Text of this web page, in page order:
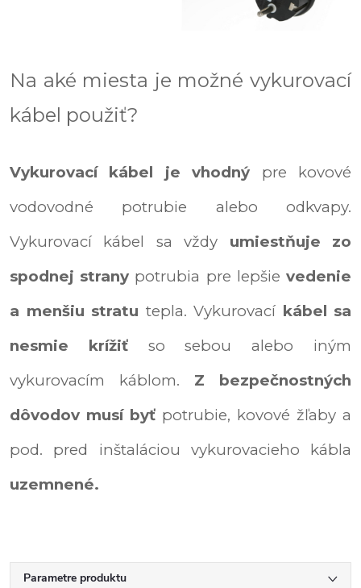
Na aké miesta je možné vykurovací
kábel použiť?
Vykurovací kábel je vhodný pre kovové
vodovodné potrubie alebo odkvapy.
Vykurovací kábel sa vždy umiestňuje zo
spodnej strany potrubia pre lepšievedenie
a menšiu stratu tepla. Vykurovací kábel sa
nesmie krížiťso sebou alebo iným
vykurovacím káblom. Z bezpečnostných
dôvodov musí byť potrubie, kovové žľaby a
pod. pred inštaláciou vykurovacieho kábla
uzemnené.
Parametre produktu